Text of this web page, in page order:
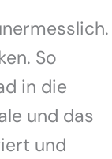
So
in die
und das
und